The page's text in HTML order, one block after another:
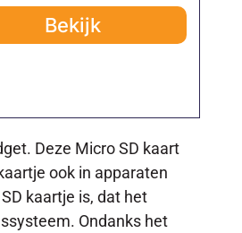
Bekijk
Deze Micro SD kaart
ook in apparaten
kaartje is, dat het
Ondanks het